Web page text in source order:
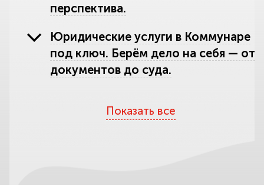
перспектива.
Юридические услуги в Коммунаре
под ключ. Берём дело на себя — от
документов до суда.
районе. Отстоим ваш участок,
Показать все